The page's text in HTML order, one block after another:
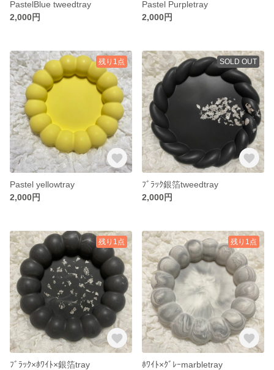
PastelBlue tweedtray
2,000円
Pastel Purpletray
2,000円
残り1点
Pastel yellowtray
2,000円
SOLD OUT
ﾌﾞﾗｯｸ銀箔tweedtray
2,000円
残り1点
ﾌﾞﾗｯｸ×ﾎﾜｲﾄ×銀箔tray
残り1点
ﾎﾜｲﾄ×ｸﾞﾚｰmarbletray